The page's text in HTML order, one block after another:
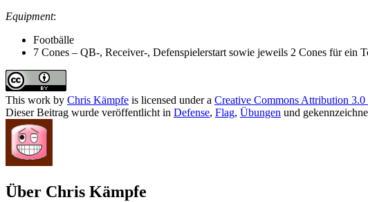
Equipment:
Footbälle
7 Cones – QB-, Receiver-, Defenspielerstart sowie jeweils 2 Cones für ein
This work by Chris Kämpfe is licensed under a Creative Commons Attribution
Dieser Beitrag wurde veröffentlicht in Defense, Flag, Übungen und
Über Chris Kämpfe